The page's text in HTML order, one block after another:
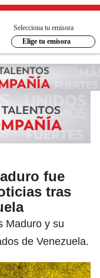
Selecciona tu emisora
Elige tu emisora
fue
tras
Maduro y su
de Venezuela.